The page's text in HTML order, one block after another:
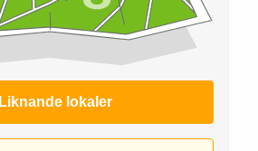
Liknande lokaler